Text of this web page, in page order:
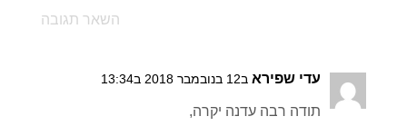
השאר תגובה
עדי שפירא ב12 בנובמבר 2018 ב13:34
תודה רבה עדנה יקרה,